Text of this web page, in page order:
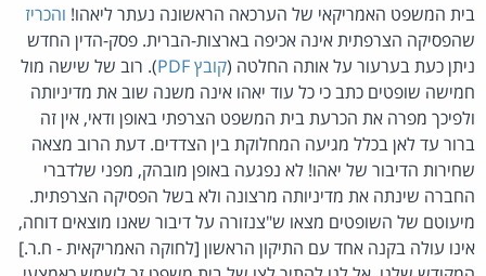
בית המשפט האמריקאי של הערכאה הראשונה נעתר ליאהו! והכריז
שהפסיקה הצרפתית אינה אכיפה בארצות-הברית. פסק-הדין החדש
ניתן כעת בערעור על אותה החלטה (קובץ PDF
). רוב של שישה מול
חמישה שופטים כתב כי כל עוד יאהו אינה משנה שוב את מדיניותה
ולפיכך מפרה את הכרעת בית המשפט הצרפתי באופן ודאי, אין זה
ברור עד לאן בכלל מגיעה המחלוקת בין הצדדים. דעת הרוב מצאה
שחירות הדיבור של יאהו! לא נפגעה באופן מובהק, מפני שלדברי
החברה שינתה את מדיניותה מרצונה ולא בשל הפסיקה הצרפתית.
מיעוטם של השופטים מצאו ש"צנזורה על דיבור שאנו מוצאים דוחה,
אינו עולה בקנה אחד עם התיקון הראשון [לחוקה האמריקאית - ח.ר.]